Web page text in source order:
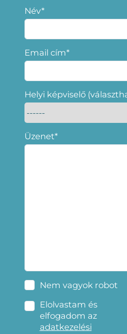
Név*
Email cím*
Helyi képviselő
Üzenet*
Nem vagyok robot
Elolvastam és
elfogadom az
adatkezelési